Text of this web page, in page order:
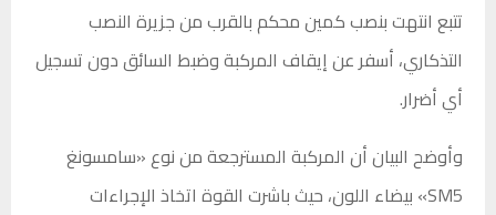
تتبع انتهت بنصب كمين محكم بالقرب من جزيرة النصب
التذكاري، أسفر عن إيقاف المركبة وضبط السائق دون تسجيل
أي أضرار.
وأوضح البيان أن المركبة المسترجعة من نوع «سامسونغ
SM5» بيضاء اللون، حيث باشرت القوة اتخاذ الإجراءات